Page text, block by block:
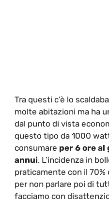
Tra questi c’è lo
molte abitazioni ma ha
dal punto di vista
questo tipo da 1000
consumare per 6 ore al
annui. L’incidenza in
praticamente con il
per non parlare poi di
facciamo con